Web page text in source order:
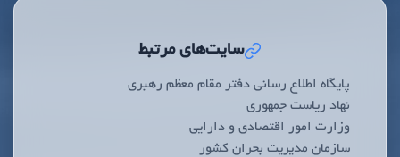
سایت‌های مرتبط
پایگاه اطلاع رسانی دفتر مقام معظم رهبری
نهاد ریاست جمهوری
وزارت امور اقتصادی و دارایی
سازمان مدیریت بحران کشور